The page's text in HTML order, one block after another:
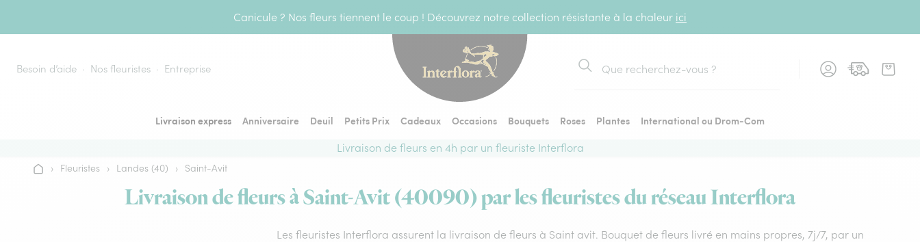
Canicule ? Nos fleurs tiennent le coup ! Découvrez notre collection résistante à la chaleur ici
Besoin d’aide Nos fleuristes Entreprise
Rechercher
Livraison express Anniversaire Deuil Petits Prix Cadeaux Occasions Bouquets Roses Plantes
International ou Drom-Com
Livraison de fleurs en 4h par un fleuriste Interflora
Accueil
› Fleuristes › Landes (40) › Saint-Avit
Livraison de fleurs à Saint-Avit (40090) par les fleuristes du réseau Interflora
Les fleuristes Interflora assurent la livraison de fleurs à Saint avit. Bouquet de fleurs livré en mains propres, 7j/7, par un